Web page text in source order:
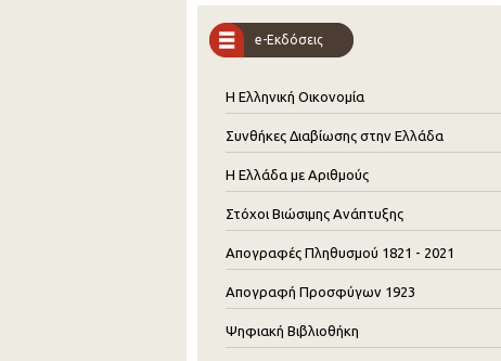
e-Εκδόσεις
Η Ελληνική Οικονομία
Συνθήκες Διαβίωσης στην Ελλάδα
Η Ελλάδα με Αριθμούς
Στόχοι Βιώσιμης Ανάπτυξης
Απογραφές Πληθυσμού 1821 - 2021
Απογραφή Προσφύγων 1923
Ψηφιακή Βιβλιοθήκη